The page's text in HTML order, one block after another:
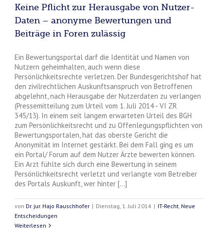
Keine Pflicht zur Herausgabe von Nutzer-
Daten – anonyme Bewertungen und
Beiträge in Foren zulässig
Ein Bewertungsportal darf die Identität und Namen von
Nutzern geheimhalten, auch wenn diese
Persönlichkeitsrechte verletzen. Der Bundesgerichtshof hat
den zivilrechtlichen Auskunftsanspruch von Betroffenen
abgelehnt, nach Herausgabe der Nutzerdaten zu verlangen
(Pressemitteilung zum Urteil vom 1. Juli 2014 - VI ZR
345/13). In einem seit langem erwarteten Urteil des BGH
zum Persönlichkeitsrecht und zu Offenlegungspflichten von
Bewertungsportalen, hat das oberste Gericht die
Anonymität im Internet gestärkt. Bei dem Fall ging es um
ein Portal/ Forum auf dem Nutzer Ärzte bewerten können.
Ein Arzt fühlte sich durch eine Bewertung in seinem
Persönlichkeitsrecht verletzt und verlangte vom Betreiber
des Portals Auskunft, wer hinter [...]
von Dr. jur. Hajo Rauschhofer | Dienstag, 1. Juli 2014 | IT-Recht Neue
Entscheidungen
Weiterlesen